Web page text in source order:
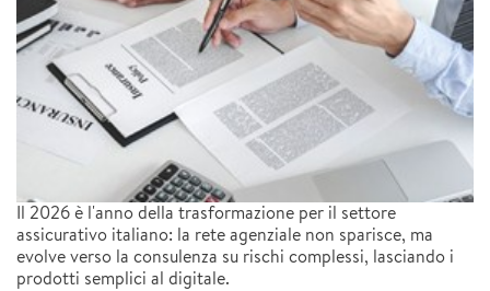
Il 2026 è l'anno della trasformazione per il settore
assicurativo italiano: la rete agenziale non sparisce, ma
evolve verso la consulenza su rischi complessi, lasciando i
prodotti semplici al digitale.